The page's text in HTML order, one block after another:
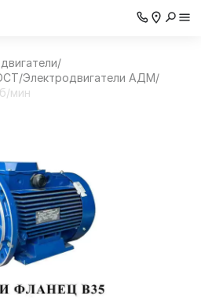
/
/Электродвигатели АДМ/
мин